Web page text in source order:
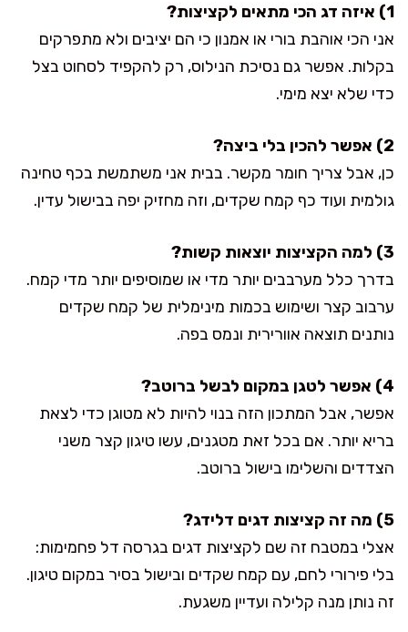
1) איזה דג הכי מתאים לקציצות?
אני הכי אוהבת בורי או אמנון כי הם יציבים ולא מתפרקים
בקלות. אפשר גם נסיכת הנילוס, רק להקפיד לסחוט בצל
כדי שלא יצא מימי.
2) אפשר להכין בלי ביצה?
כן, אבל צריך חומר מקשר. בבית אני משתמשת בכף טחינה
גולמית ועוד כף קמח שקדים, וזה מחזיק יפה בבישול עדין.
3) למה הקציצות יוצאות קשות?
בדרך כלל מערבבים יותר מדי או שמוסיפים יותר מדי קמח.
ערבוב קצר ושימוש בכמות מינימלית של קמח שקדים
נותנים תוצאה אוורירית ונמס בפה.
4) אפשר לטגן במקום לבשל ברוטב?
אפשר, אבל המתכון הזה בנוי להיות לא מטוגן כדי לצאת
בריא יותר. אם בכל זאת מטגנים, עשו טיגון קצר משני
הצדדים והשלימו בישול ברוטב.
5) מה זה קציצות דגים דלידג?
אצלי במטבח זה שם לקציצות דגים בגרסה דל פחמימות:
בלי פירורי לחם, עם קמח שקדים ובישול בסיר במקום טיגון.
זה נותן מנה קלילה ועדיין משגעת.